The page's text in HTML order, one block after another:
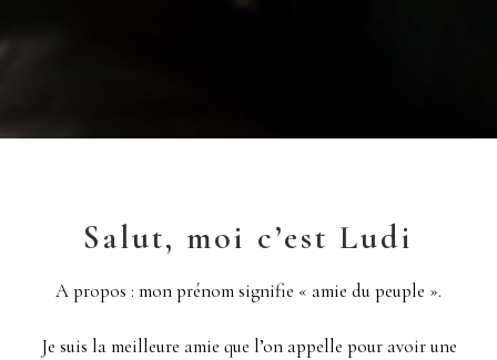
Salut, moi c’est Ludi
A propos : mon prénom signifie « amie du peuple ».
Je suis la meilleure amie que l’on appelle pour avoir une